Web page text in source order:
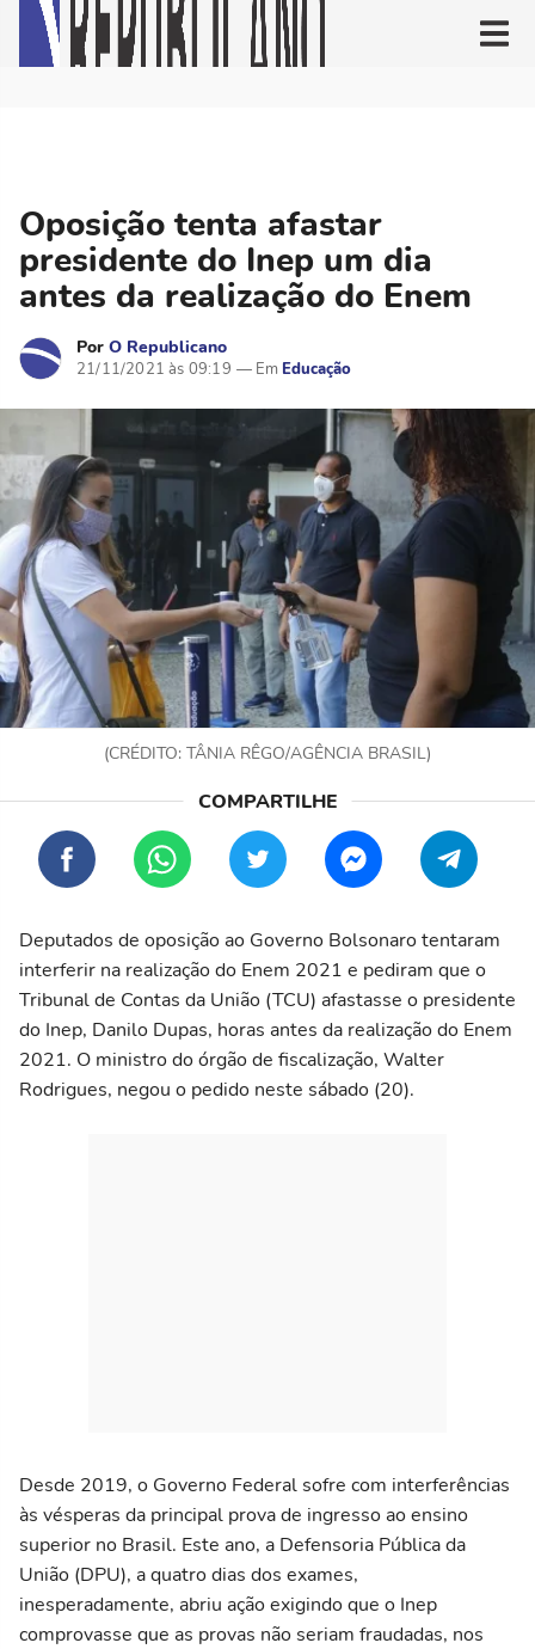
Oposição tenta afastar
presidente do Inep um dia
antes da realização do Enem
Por O Republicano
21/11/2021 às 09:19 Educação
(CRÉDITO: TÂNIA RÊGO/AGÊNCIA BRASIL)
Deputados de oposição ao Governo Bolsonaro tentaram
interferir na realização do Enem 2021 e pediram que o
Tribunal de Contas da União (TCU) afastasse o presidente
do Inep, Danilo Dupas, horas antes da realização do Enem
2021. O ministro do órgão de fiscalização, Walter
Rodrigues, negou o pedido neste sábado (20).
Desde 2019, o Governo Federal sofre com interferências
às vésperas da principal prova de ingresso ao ensino
superior no Brasil. Este ano, a Defensoria Pública da
União (DPU), a quatro dias dos exames,
inesperadamente, abriu ação exigindo que o Inep
comprovasse que as provas não seriam fraudadas, nos